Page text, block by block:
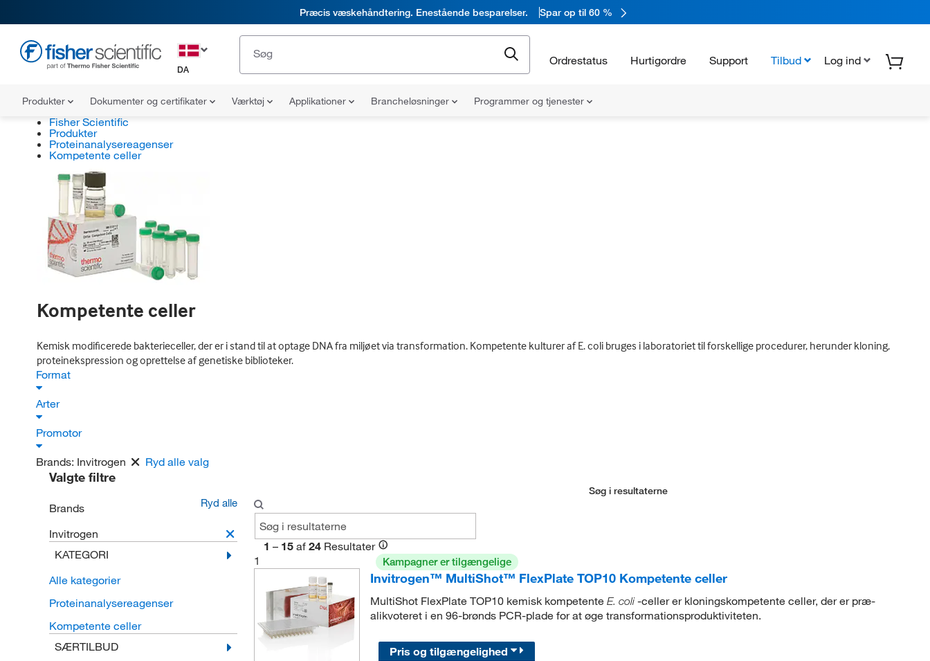
Præcis væskehåndtering. Enestående besparelser. Spar op til 60 %
DA
Ordrestatus Hurtigordre Support Tilbud Log ind
Produkter Dokumenter og certifikater Værktøj Applikationer Brancheløsninger Programmer og tjenester
Fisher Scientific
Produkter
Proteinanalysereagenser
Kompetente celler
Kompetente celler
Kemisk modificerede bakterieceller, der er i stand til at optage DNA fra miljøet via transformation. Kompetente kulturer af E. coli bruges i laboratoriet til forskellige procedurer, herunder kloning,
proteinekspression og oprettelse af genetiske biblioteker.
Format
Arter
Promotor
Brands: Invitrogen Ryd alle valg
Valgte filtre
Ryd alle
Brands
Invitrogen
KATEGORI
Alle kategorier
Proteinanalysereagenser
Kompetente celler
SÆRTILBUD
Søg i resultaterne
1 – 15 af 24 Resultater
1
Kampagner er tilgængelige
Invitrogen™ MultiShot™ FlexPlate TOP10 Kompetente celler
MultiShot FlexPlate TOP10 kemisk kompetente E. coli-celler er kloningskompetente celler, der er præ-
alikvoteret i en 96-brønds PCR-plade for at øge transformationsproduktiviteten.
Pris og tilgængelighed